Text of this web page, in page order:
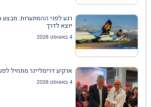
רגע לפני ההסתערות: מבצע
יוצא לדרך
4 באוגוסט 2026
ארקיע דרימליינר מתחיל
4 באוגוסט 2026